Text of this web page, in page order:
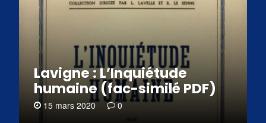
Lavigne : L’Inquiétude
humaine (fac-similé PDF)
15 mars 2020 0